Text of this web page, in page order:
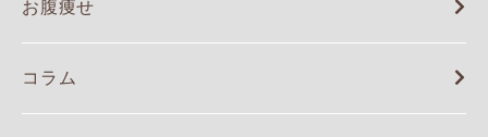
お腹痩せ
コラム